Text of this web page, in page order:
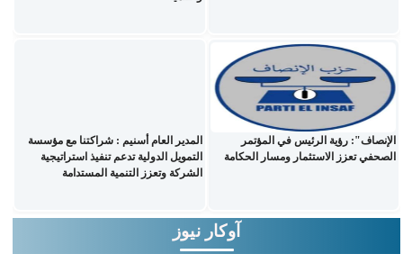
الإنصاف": رؤية الرئيس في المؤتمر
الصحفي تعزز الاستثمار ومسار الحكامة
المدير العام أسنيم : شراكتنا مع مؤسسة
التمويل الدولية تدعم تنفيذ استراتيجية
الشركة وتعزز التنمية المستدامة
آوكار نيوز